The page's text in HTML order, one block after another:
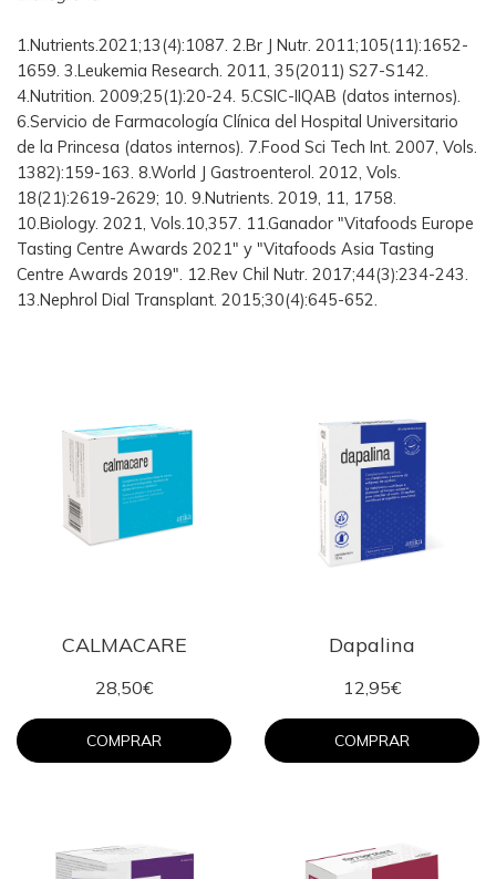
1.Nutrients.2021;13(4):1087. 2.Br J Nutr. 2011;105(11):1652-
1659. 3.Leukemia Research. 2011, 35(2011) S27-S142.
4.Nutrition. 2009;25(1):20-24. 5.CSIC-IIQAB (datos internos).
6.Servicio de Farmacología Clínica del Hospital Universitario
de la Princesa (datos internos). 7.Food Sci Tech Int. 2007, Vols.
1382):159-163. 8.World J Gastroenterol. 2012, Vols.
18(21):2619-2629; 10. 9.Nutrients. 2019, 11, 1758.
10.Biology. 2021, Vols.10,357. 11.Ganador "Vitafoods Europe
Tasting Centre Awards 2021" y "Vitafoods Asia Tasting
Centre Awards 2019". 12.Rev Chil Nutr. 2017;44(3):234-243.
13.Nephrol Dial Transplant. 2015;30(4):645-652.
CALMACARE
28,50€
COMPRAR
Dapalina
12,95€
COMPRAR